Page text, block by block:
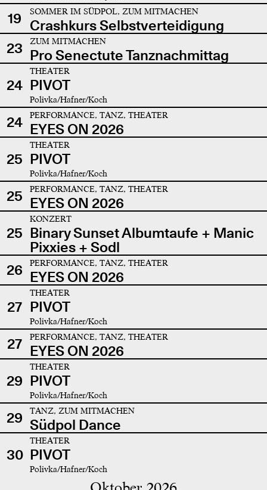
19 SOMMER IM SÜDPOL, ZUM MITMACHEN
Crashkurs Selbstverteidigung
23
ZUM MITMACHEN
Pro Senectute Tanznachmittag
24
THEATER
PIVOT
Polivka/Hafner/Koch
24 PERFORMANCE, TANZ, THEATER
EYES ON 2026
25
THEATER
PIVOT
Polivka/Hafner/Koch
25 PERFORMANCE, TANZ, THEATER
EYES ON 2026
25
KONZERT
Binary Sunset Albumtaufe + Manic
Pixxies + Sodl
26
PERFORMANCE, TANZ, THEATER
EYES ON 2026
27
THEATER
PIVOT
Polivka/Hafner/Koch
27 PERFORMANCE, TANZ, THEATER
EYES ON 2026
29
THEATER
PIVOT
Polivka/Hafner/Koch
29 TANZ, ZUM MITMACHEN
Südpol Dance
30
THEATER
PIVOT
Polivka/Hafner/Koch